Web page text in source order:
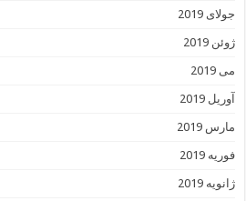
جولای 2019
ژوئن 2019
می 2019
آوریل 2019
مارس 2019
فوریه 2019
ژانویه 2019